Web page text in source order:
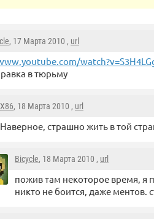
, 17 Марта 2010 , url
в тюрьму
X86, 18 Марта 2010 , url
Наверное, страшно жить в той
Bicycle, 18 Марта 2010 , url
пожив там некоторое время, я
никто не боится, даже ментов.